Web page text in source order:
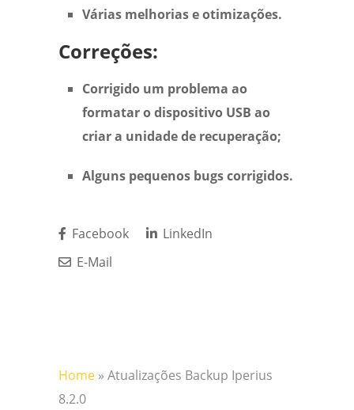
Várias melhorias e otimizações.
Correções:
Corrigido um problema ao
formatar o dispositivo USB ao
criar a unidade de recuperação;
Alguns pequenos bugs corrigidos.
Facebook
LinkedIn
E-Mail
Home » Atualizações Backup Iperius
8.2.0